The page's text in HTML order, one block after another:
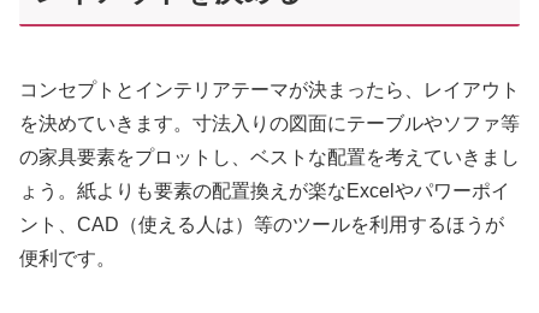
コンセプトとインテリアテーマが決まったら、レイアウト
を決めていきます。寸法入りの図面にテーブルやソファ等
の家具要素をプロットし、ベストな配置を考えていきまし
ょう。紙よりも要素の配置換えが楽なExcelやパワーポイ
ント、CAD（使える人は）等のツールを利用するほうが
便利です。